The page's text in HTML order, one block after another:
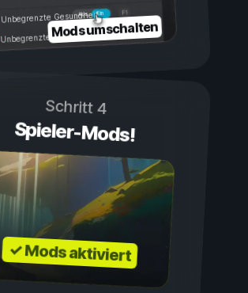
Ein
Aus
Unbegrenzte Gesundheit
Unbegrenzte AusdauerMods umschalten
Schritt 4
Spieler-Mods!
✓ Mods aktiviert